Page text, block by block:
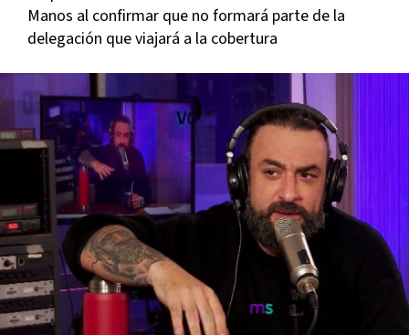
Manos al confirmar que no formará parte de la
delegación que viajará a la cobertura